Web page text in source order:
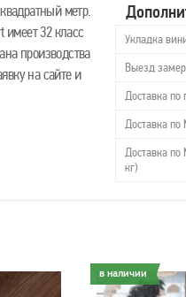
метр.
имеет 32 класс
производства
на сайте и
Укладка
Выезд
Доставка
Доставка
Доставка
кг)
в наличии